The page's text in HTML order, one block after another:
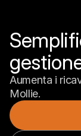
Aumenta i
Mollie.